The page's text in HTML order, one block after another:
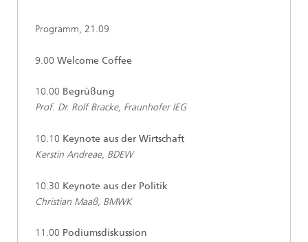
Programm, 21.09
9.00 Welcome Coffee
10.00 Begrüßung
Prof. Dr. Rolf Bracke, Fraunhofer IEG
10.10 Keynote aus der Wirtschaft
Kerstin Andreae, BDEW
10.30 Keynote aus der Politik
Christian Maaß, BMWK
11.00 Podiumsdiskussion